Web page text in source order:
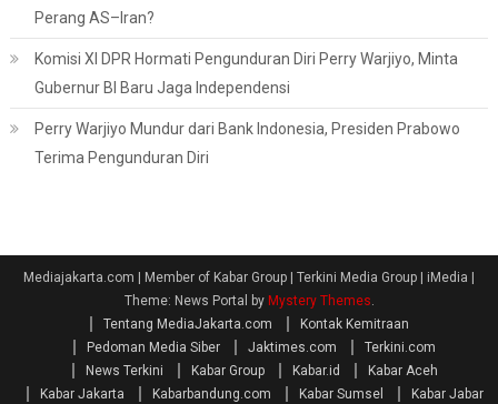
Perang AS–Iran?
Komisi XI DPR Hormati Pengunduran Diri Perry Warjiyo, Minta
Gubernur BI Baru Jaga Independensi
Perry Warjiyo Mundur dari Bank Indonesia, Presiden Prabowo
Terima Pengunduran Diri
Mediajakarta.com | Member of Kabar Group | Terkini Media Group | iMedia
Theme: News Portal by Mystery Themes.
Tentang MediaJakarta.com
Kontak Kemitraan
Pedoman Media Siber
Jaktimes.com
Terkini.com
News Terkini
Kabar Group Kabar.id
Kabar Aceh
Kabar Jakarta
Kabarbandung.com Kabar Sumsel Kabar Jabar